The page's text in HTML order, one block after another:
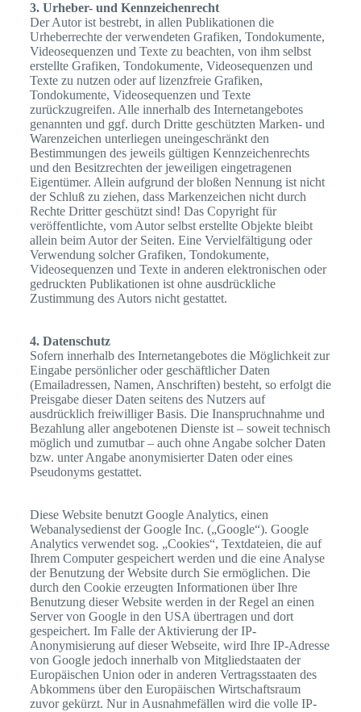
3. Urheber- und Kennzeichenrecht
Der Autor ist bestrebt, in allen Publikationen die
Urheberrechte der verwendeten Grafiken, Tondokumente,
Videosequenzen und Texte zu beachten, von ihm selbst
erstellte Grafiken, Tondokumente, Videosequenzen und
Texte zu nutzen oder auf lizenzfreie Grafiken,
Tondokumente, Videosequenzen und Texte
zurückzugreifen. Alle innerhalb des Internetangebotes
genannten und ggf. durch Dritte geschützten Marken- und
Warenzeichen unterliegen uneingeschränkt den
Bestimmungen des jeweils gültigen Kennzeichenrechts
und den Besitzrechten der jeweiligen eingetragenen
Eigentümer. Allein aufgrund der bloßen Nennung ist nicht
der Schluß zu ziehen, dass Markenzeichen nicht durch
Rechte Dritter geschützt sind! Das Copyright für
veröffentlichte, vom Autor selbst erstellte Objekte bleibt
allein beim Autor der Seiten. Eine Vervielfältigung oder
Verwendung solcher Grafiken, Tondokumente,
Videosequenzen und Texte in anderen elektronischen oder
gedruckten Publikationen ist ohne ausdrückliche
Zustimmung des Autors nicht gestattet.
4. Datenschutz
Sofern innerhalb des Internetangebotes die Möglichkeit zur
Eingabe persönlicher oder geschäftlicher Daten
(Emailadressen, Namen, Anschriften) besteht, so erfolgt die
Preisgabe dieser Daten seitens des Nutzers auf
ausdrücklich freiwilliger Basis. Die Inanspruchnahme und
Bezahlung aller angebotenen Dienste ist – soweit technisch
möglich und zumutbar – auch ohne Angabe solcher Daten
bzw. unter Angabe anonymisierter Daten oder eines
Pseudonyms gestattet.
Diese Website benutzt Google Analytics, einen
Webanalysedienst der Google Inc. („Google“). Google
Analytics verwendet sog. „Cookies“, Textdateien, die auf
Ihrem Computer gespeichert werden und die eine Analyse
der Benutzung der Website durch Sie ermöglichen. Die
durch den Cookie erzeugten Informationen über Ihre
Benutzung dieser Website werden in der Regel an einen
Server von Google in den USA übertragen und dort
gespeichert. Im Falle der Aktivierung der IP-
Anonymisierung auf dieser Webseite, wird Ihre IP-Adresse
von Google jedoch innerhalb von Mitgliedstaaten der
Europäischen Union oder in anderen Vertragsstaaten des
Abkommens über den Europäischen Wirtschaftsraum
zuvor gekürzt. Nur in Ausnahmefällen wird die volle IP-